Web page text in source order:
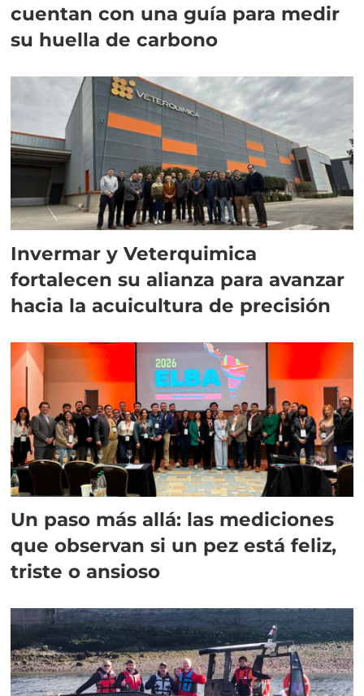
cuentan con una guía para medir
su huella de carbono
Invermar y Veterquimica
fortalecen su alianza para avanzar
hacia la acuicultura de precisión
Un paso más allá: las mediciones
que observan si un pez está feliz,
triste o ansioso